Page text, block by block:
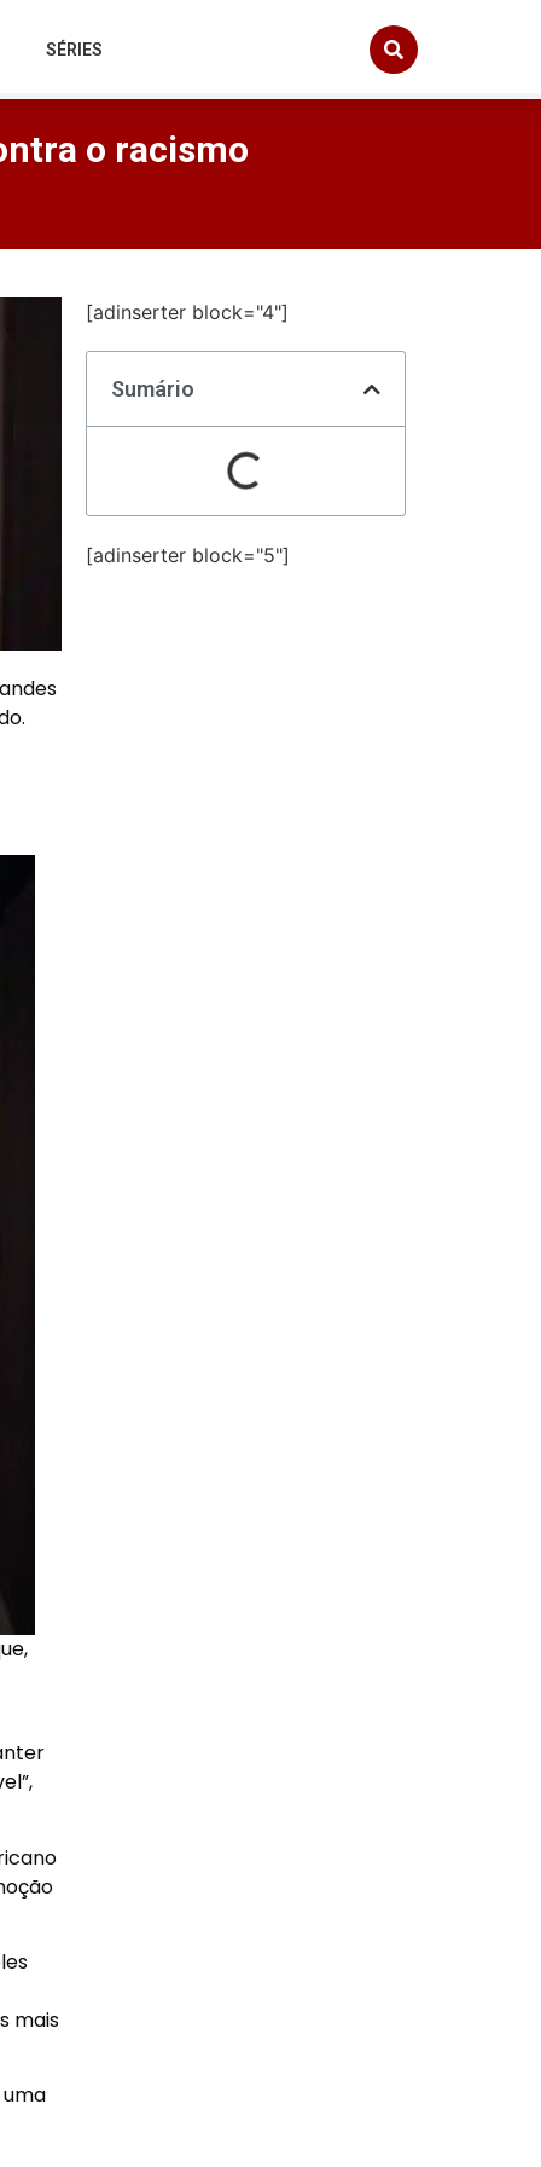
SÉRIES
o racismo
mais
[adinserter block="4"]
Sumário
[adinserter block="5"]